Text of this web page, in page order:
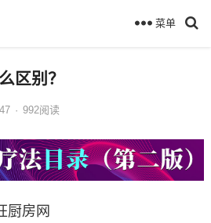
菜单
区别？
· 992阅读
厨房网